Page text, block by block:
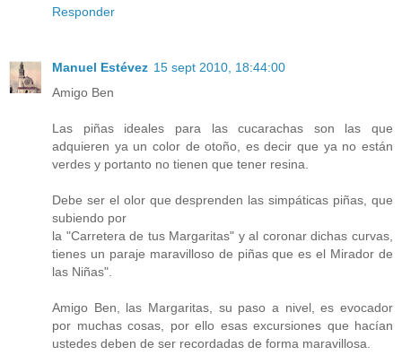
Responder
Manuel Estévez 15 sept 2010, 18:44:00
Amigo Ben
Las piñas ideales para las cucarachas son las que
adquieren ya un color de otoño, es decir que ya no están
verdes y portanto no tienen que tener resina.
Debe ser el olor que desprenden las simpáticas piñas, que
subiendo por
la "Carretera de tus Margaritas" y al coronar dichas curvas,
tienes un paraje maravilloso de piñas que es el Mirador de
las Niñas".
Amigo Ben, las Margaritas, su paso a nivel, es evocador
por muchas cosas, por ello esas excursiones que hacían
ustedes deben de ser recordadas de forma maravillosa.